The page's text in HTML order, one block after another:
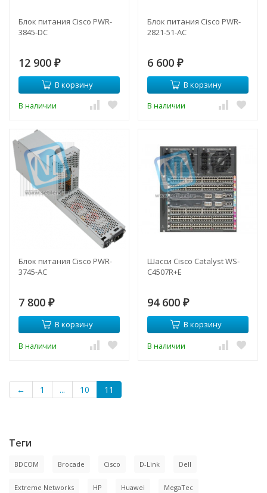
Блок питания Cisco PWR-
3845-DC
12 900 ₽
В корзину
В наличии
Блок питания Cisco PWR-
2821-51-AC
6 600 ₽
В корзину
В наличии
Блок питания Cisco PWR-
3745-AC
7 800 ₽
В корзину
В наличии
Шасси Cisco Catalyst WS-
C4507R+E
94 600 ₽
В корзину
В наличии
← 1 ... 10 11
Теги
BDCOM Brocade Cisco D-Link Dell
Extreme Networks HP Huawei MegaTec